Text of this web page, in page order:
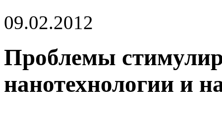
09.02.2012
Проблемы
нанотехнологии и